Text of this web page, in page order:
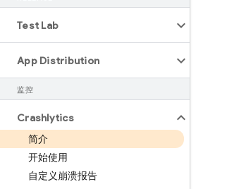
Test Lab
App Distribution
监控
Crashlytics
简介
开始使用
自定义崩溃报告